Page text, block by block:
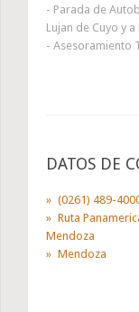
- Parada de
Lujan de Cuyo y
- Asesoramiento
DATOS DE
(0261) 489-
Ruta
Mendoza
Mendoza